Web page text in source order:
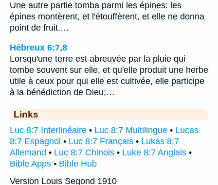
Une autre partie tomba parmi les épines: les
épines montèrent, et l'étouffèrent, et elle ne donna
point de fruit.…
Hébreux 6:7,8
Lorsqu'une terre est abreuvée par la pluie qui
tombe souvent sur elle, et qu'elle produit une herbe
utile à ceux pour qui elle est cultivée, elle participe
à la bénédiction de Dieu;…
Links
Luc 8:7 Interlinéaire • Luc 8:7 Multilingue • Lucas
8:7 Espagnol • Luc 8:7 Français • Lukas 8:7
Allemand • Luc 8:7 Chinois • Luke 8:7 Anglais •
Bible Apps • Bible Hub
Version Louis Segond 1910